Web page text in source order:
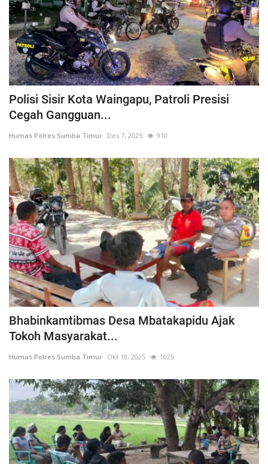
Polisi Sisir Kota Waingapu, Patroli Presisi
Cegah Gangguan...
Humas Polres Sumba Timur Des 7, 2025 910
Bhabinkamtibmas Desa Mbatakapidu Ajak
Tokoh Masyarakat...
Humas Polres Sumba Timur Okt 10, 2025 1025